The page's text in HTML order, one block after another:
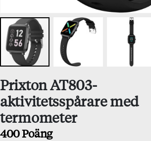
till
början
av
bildgalleriet
Prixton AT803-
aktivitetsspårare med
termometer
400 Poäng